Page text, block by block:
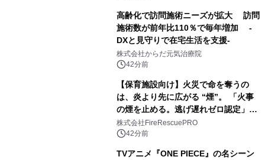
高齢化で訪問施術ニーズが拡大 訪問
施術数が前年比110％で毎年増加 -
DXと見守りで在宅生活を支援-
株式会社からだ元気治療院
42分前
【保育施設向け】火災で命を奪うの
は、炎より先に広がる “煙”。 「火事
の煙を止める。逃げ遅れゼロ認定」提
供開始
株式会社FireRescuePRO
42分前
TVアニメ『ONE PIECE』の名シーン